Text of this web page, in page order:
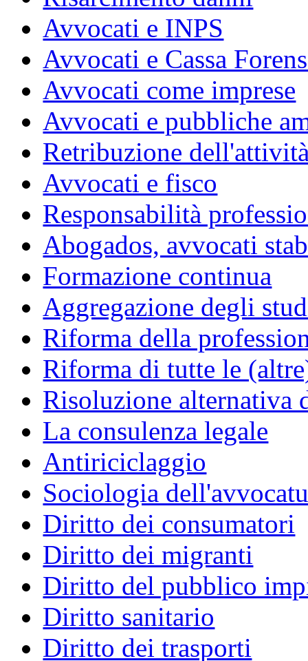
Avvocati e INPS
Avvocati e Cassa
Avvocati come imprese
Avvocati e pubbliche
Retribuzione
Avvocati e fisco
Responsabilità
Abogados, avvocati
Formazione continua
Aggregazione degli
Riforma della
Riforma di tutte le
Risoluzione alternativa
La consulenza legale
Antiriciclaggio
Sociologia
Diritto dei consumatori
Diritto dei migranti
Diritto del pubblico
Diritto sanitario
Diritto dei trasporti